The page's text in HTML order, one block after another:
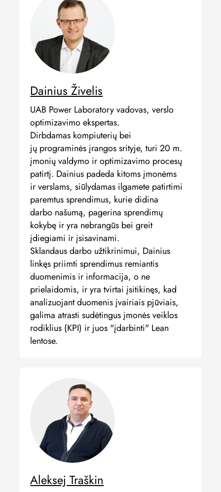
Dainius Živelis
UAB Power Laboratory vadovas, verslo
optimizavimo ekspertas.
Dirbdamas kompiuterių bei
jų programinės įrangos srityje, turi 20 m.
įmonių valdymo ir optimizavimo procesų
patirtį. Dainius padeda kitoms įmonėms
ir verslams, siūlydamas ilgamete patirtimi
paremtus sprendimus, kurie didina
darbo našumą, pagerina sprendimų
kokybę ir yra nebrangūs bei greit
įdiegiami ir įsisavinami.
Sklandaus darbo užtikrinimui, Dainius
linkęs priimti sprendimus remiantis
duomenimis ir informacija, o ne
prielaidomis, ir yra tvirtai įsitikinęs, kad
analizuojant duomenis įvairiais pjūviais,
galima atrasti sudėtingus įmonės veiklos
rodiklius (KPI) ir juos "įdarbinti" Lean
lentose.
Aleksej Traškin